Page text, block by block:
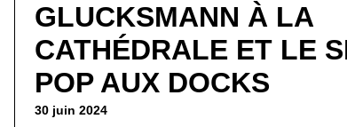
GLUCKSMANN À LA
CATHÉDRALE ET LE
POP AUX DOCKS
30 juin 2024